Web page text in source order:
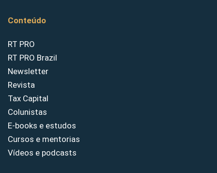
Conteúdo
RT PRO
RT PRO Brazil
Newsletter
Revista
Tax Capital
Colunistas
E-books e estudos
Cursos e mentorias
Vídeos e podcasts